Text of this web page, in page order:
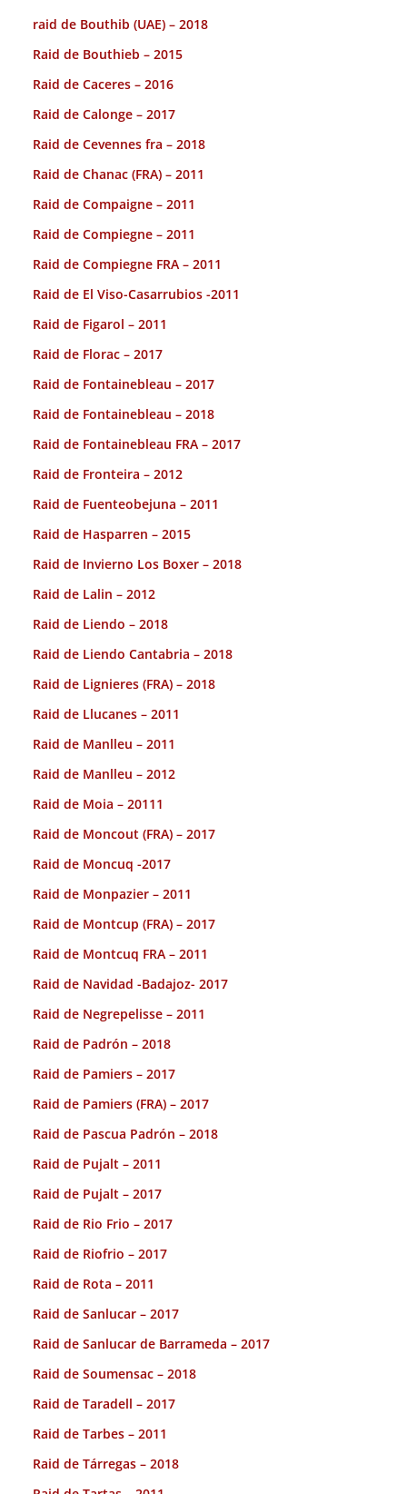
raid de Bouthib (UAE) – 2018
Raid de Bouthieb – 2015
Raid de Caceres – 2016
Raid de Calonge – 2017
Raid de Cevennes fra – 2018
Raid de Chanac (FRA) – 2011
Raid de Compaigne – 2011
Raid de Compiegne – 2011
Raid de Compiegne FRA – 2011
Raid de El Viso-Casarrubios -2011
Raid de Figarol – 2011
Raid de Florac – 2017
Raid de Fontainebleau – 2017
Raid de Fontainebleau – 2018
Raid de Fontainebleau FRA – 2017
Raid de Fronteira – 2012
Raid de Fuenteobejuna – 2011
Raid de Hasparren – 2015
Raid de Invierno Los Boxer – 2018
Raid de Lalin – 2012
Raid de Liendo – 2018
Raid de Liendo Cantabria – 2018
Raid de Lignieres (FRA) – 2018
Raid de Llucanes – 2011
Raid de Manlleu – 2011
Raid de Manlleu – 2012
Raid de Moia – 20111
Raid de Moncout (FRA) – 2017
Raid de Moncuq -2017
Raid de Monpazier – 2011
Raid de Montcup (FRA) – 2017
Raid de Montcuq FRA – 2011
Raid de Navidad -Badajoz- 2017
Raid de Negrepelisse – 2011
Raid de Padrón – 2018
Raid de Pamiers – 2017
Raid de Pamiers (FRA) – 2017
Raid de Pascua Padrón – 2018
Raid de Pujalt – 2011
Raid de Pujalt – 2017
Raid de Rio Frio – 2017
Raid de Riofrio – 2017
Raid de Rota – 2011
Raid de Sanlucar – 2017
Raid de Sanlucar de Barrameda – 2017
Raid de Soumensac – 2018
Raid de Taradell – 2017
Raid de Tarbes – 2011
Raid de Tárregas – 2018